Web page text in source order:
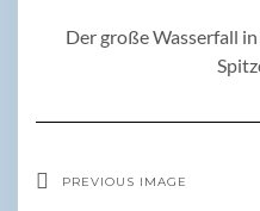
Der große Wasserfall
PREVIOUS IMAGE